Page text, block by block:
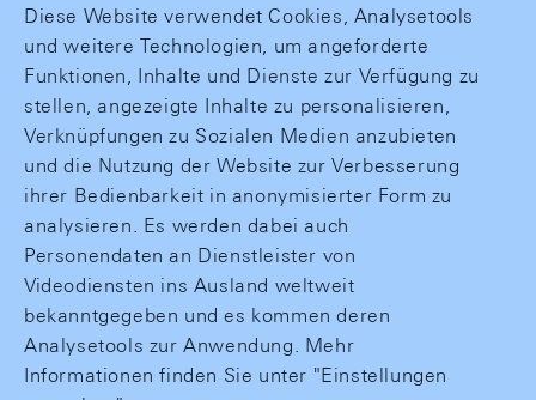
Diese Website verwendet Cookies, Analysetools
und weitere Technologien, um angeforderte
Funktionen, Inhalte und Dienste zur Verfügung zu
stellen, angezeigte Inhalte zu personalisieren,
Verknüpfungen zu Sozialen Medien anzubieten
und die Nutzung der Website zur Verbesserung
ihrer Bedienbarkeit in anonymisierter Form zu
analysieren. Es werden dabei auch
Personendaten an Dienstleister von
Videodiensten ins Ausland weltweit
bekanntgegeben und es kommen deren
Analysetools zur Anwendung. Mehr
Informationen finden Sie unter "Einstellungen